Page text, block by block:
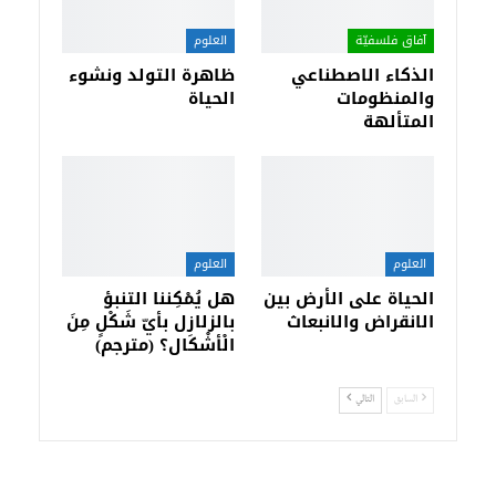
آفاق فلسفيّة‎
الذكاء الاصطناعي
والمنظومات
المتألهة
العلوم
ظاهرة التولد ونشوء
الحياة
العلوم
الحياة على الأرض بين
الانقراض والانبعاث
العلوم
هل يُمْكِننا التنبؤ
بالزلازل بأيّ شَكْلٍ مِنَ
الْأشْكَال؟ (مترجم)
السابق التالي